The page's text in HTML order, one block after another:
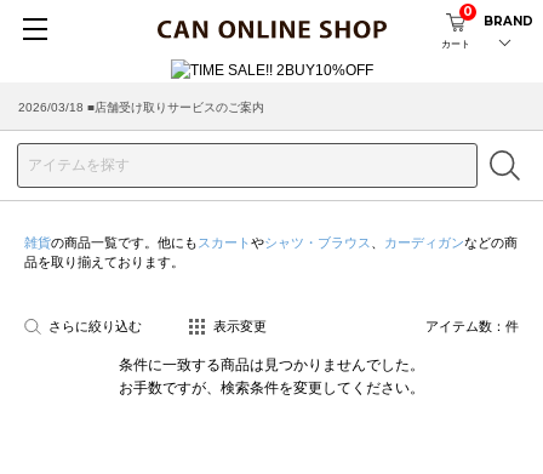
カート
0
BRAND
2026/03/18 ■店舗受け取りサービスのご案内
雑貨の商品一覧です。他にも スカート やシャツ・ブラウス カーディガンなどの商
品を取り揃えております。
さらに絞り込む 表示変更 アイテム数： 件
条件に一致する商品は見つかりませんでした。
お手数ですが、検索条件を変更してください。